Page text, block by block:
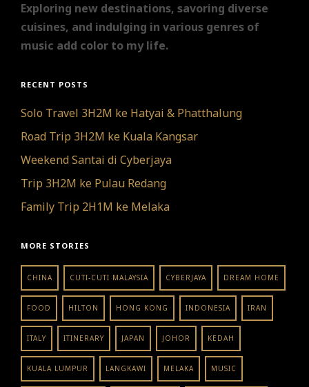
Exploring new destinations, savoring diverse
cuisines, and indulging in various genres of
music add color to my life.
RECENT POSTS
Solo Travel 3H2M ke Hatyai & Phatthalung
Road Trip 3H2M ke Kuala Kangsar
Weekend Santai di Cyberjaya
Trip 3H2M ke Pulau Redang
Family Trip 2H1M ke Melaka
MORE STORIES
CHINA CUTI-CUTI MALAYSIA CYBERJAYA DREAM HOME
FOOD HILTON HONG KONG INDONESIA IRAN
ITALY ITINERARY JAPAN JOHOR KEDAH
KUALA LUMPUR LANGKAWI MELAKA MUSIC